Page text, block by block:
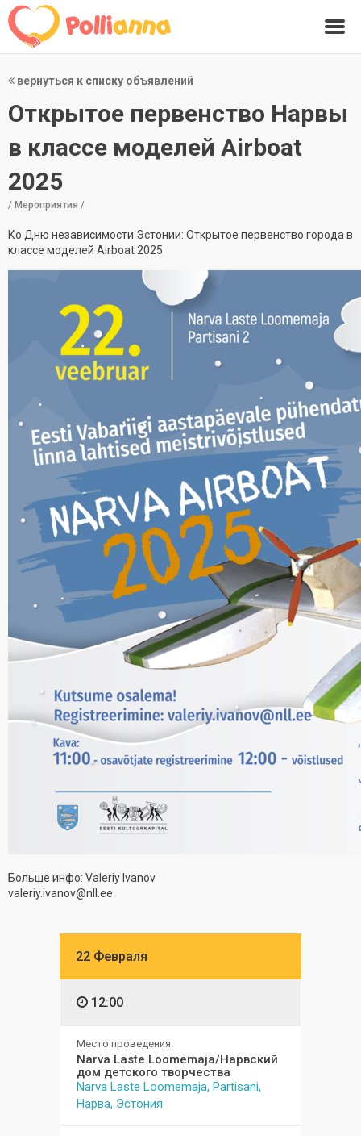
вернуться к списку объявлений
Открытое первенство Нарвы
в классе моделей Airboat
2025
/ Мероприятия /
Ко Дню независимости Эстонии: Открытое первенство города в
классе моделей Airboat 2025
Больше инфо: Valeriy Ivanov
valeriy.ivanov@nll.ee
22 Февраля
12:00
Место проведения:
Narva Laste Loomemaja/Нарвский
дом детского творчества
Narva Laste Loomemaja, Partisani,
Нарва, Эстония